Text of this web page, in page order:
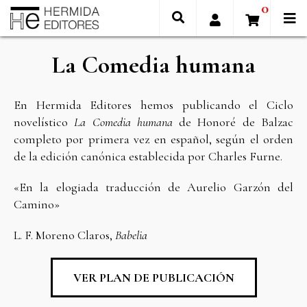
0
La Comedia humana
En Hermida Editores hemos publicando el Ciclo
novelísticoLa Comedia humanade Honoré de Balzac
completo por primera vez en español, según el orden
de la edición canónica establecida por Charles Furne.
«En la elogiada traducción de Aurelio Garzón del
Camino»
L. F. Moreno Claros, Babelia
VER PLAN DE PUBLICACIÓN